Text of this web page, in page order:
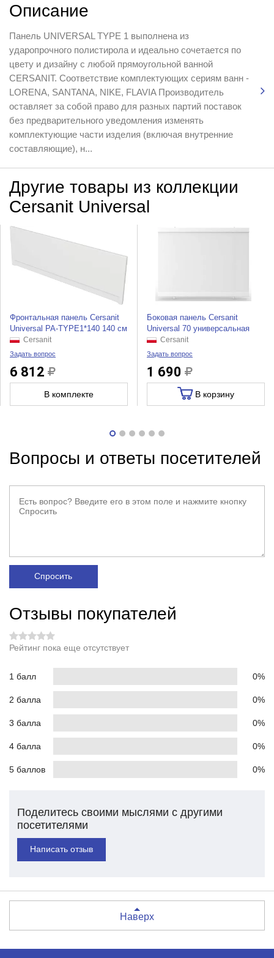
Описание
Панель UNIVERSAL TYPE 1 выполнена из
ударопрочного полистирола и идеально сочетается по
цвету и дизайну с любой прямоугольной ванной
CERSANIT. Соответствие комплектующих сериям ванн -
LORENA, SANTANA, NIKE, FLAVIA Производитель
оставляет за собой право для разных партий поставок
без предварительного уведомления изменять
комплектующие части изделия (включая внутренние
составляющие), н...
Другие товары из коллекции
Cersanit Universal
Фронтальная панель Cersanit
Universal PA-TYPE1*140 140 см
Cersanit
Задать вопрос
6 812
В комплекте
Боковая панель Cersanit
Universal 70 универсальная
Cersanit
Задать вопрос
1 690
В корзину
Вопросы и ответы посетителей
Спросить
Отзывы покупателей
Рейтинг пока еще отсутствует
1 балл 0%
2 балла 0%
3 балла 0%
4 балла 0%
5 баллов 0%
Поделитесь своими мыслями с другими
посетителями
Написать отзыв
Наверх